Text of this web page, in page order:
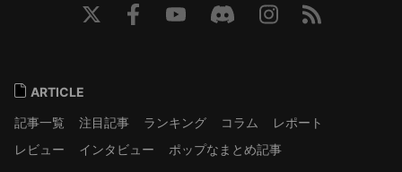
ARTICLE
記事一覧
注目記事 ランキング コラム
レポート
レビュー
インタビュー ポップなまとめ記事